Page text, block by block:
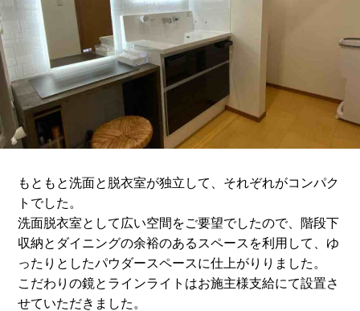
もともと洗面と脱衣室が独立して、それぞれがコンパク
トでした。
洗面脱衣室として広い空間をご要望でしたので、階段下
収納とダイニングの余裕のあるスペースを利用して、ゆ
ったりとしたパウダースペースに仕上がりりました。
こだわりの鏡とラインライトはお施主様支給にて設置さ
せていただきました。